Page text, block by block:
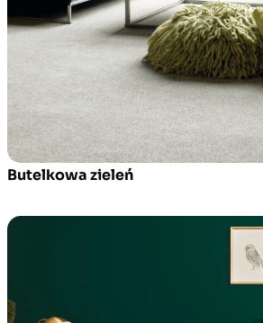
Butelkowa zieleń